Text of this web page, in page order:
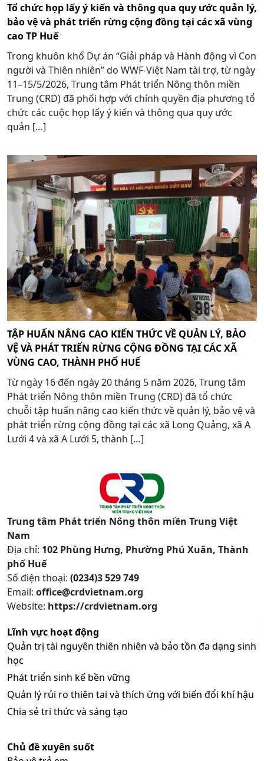
Tổ chức họp lấy ý kiến và thông qua quy ước quản lý,
bảo vệ và phát triển rừng cộng đồng tại các xã vùng
cao TP Huế
Trong khuôn khổ Dự án “Giải pháp và Hành động vì Con
người và Thiên nhiên” do WWF-Việt Nam tài trợ, từ ngày
11–15/5/2026, Trung tâm Phát triển Nông thôn miền
Trung (CRD) đã phối hợp với chính quyền địa phương tổ
chức các cuộc họp lấy ý kiến và thông qua quy ước
quản […]
TẬP HUẤN NÂNG CAO KIẾN THỨC VỀ QUẢN LÝ, BẢO
VỆ VÀ PHÁT TRIỂN RỪNG CỘNG ĐỒNG TẠI CÁC XÃ
VÙNG CAO, THÀNH PHỐ HUẾ
Từ ngày 16 đến ngày 20 tháng 5 năm 2026, Trung tâm
Phát triển Nông thôn miền Trung (CRD) đã tổ chức
chuỗi tập huấn nâng cao kiến thức về quản lý, bảo vệ và
phát triển rừng cộng đồng tại các xã Long Quảng, xã A
Lưới 4 và xã A Lưới 5, thành […]
Trung tâm Phát triển Nông thôn miền Trung Việt
Nam
Địa chỉ: 102 Phùng Hưng, Phường Phú Xuân, Thành
phố Huế
Số điện thoại: (0234)3 529 749
Email: office@crdvietnam.org
Website: https://crdvietnam.org
Lĩnh vực hoạt động
Quản trị tài nguyên thiên nhiên và bảo tồn đa dạng sinh
học
Phát triển sinh kế bền vững
Quản lý rủi ro thiên tai và thích ứng với biến đổi khí hậu
Chia sẻ tri thức và sáng tạo
Chủ đề xuyên suốt